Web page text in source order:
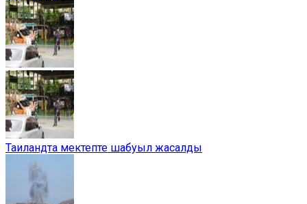
Таиландта мектепте шабуыл жасалды